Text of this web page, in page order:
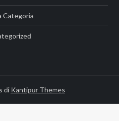
Categoria
di Kantipur Themes